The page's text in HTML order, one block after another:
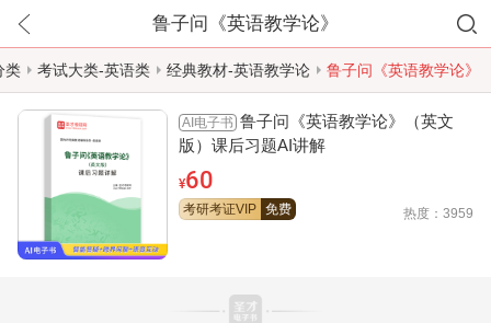
鲁子问《英语教学论》
类 考试大类-英语类 经典教材-英语教学论 鲁子问《英语教学论》
AI电子书 鲁子问《英语教学论》（英文
版）课后习题AI讲解
¥60
考研考证VIP 免费 热度：3959